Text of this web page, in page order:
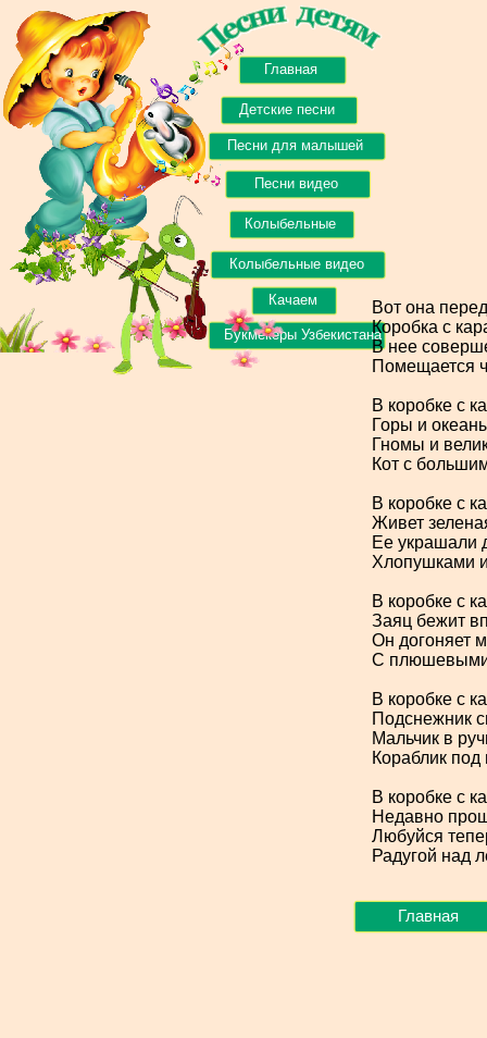
Главная
Колыбельные
Колыбельные видео
Качаем
Детские песни
Песни для малышей
Песни видео
Букмекеры Узбекистана
Вот она
Коробка с
В нее
Помещается
В коробке с
Горы и
Гномы и
Кот с
В коробке с
Живет
Ее украшали
Хлопушками
В коробке с
Заяц бежит
Он догоняет
С
В коробке с
Подснежник
Мальчик в
Кораблик
В коробке с
Недавно
Любуйся
Радугой над
Главная